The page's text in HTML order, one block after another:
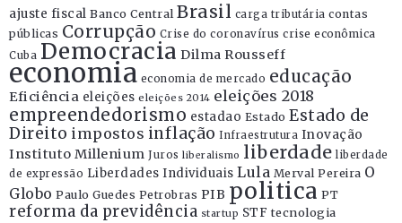
ajuste fiscal Banco Central Brasil carga tributária contas
públicas Corrupção Crise do coronavírus crise econômica
Cuba Democracia Dilma Rousseff
economia economia de mercado educação
Eficiência eleições eleições 2014 eleições 2018
empreendedorismo estadao Estado Estado de
Direito impostos inflação Infraestrutura Inovação
Instituto Millenium Juros liberalismo liberdade liberdade
de expressão Liberdades Individuais Lula Merval Pereira O
Globo Paulo Guedes Petrobras PIB politica PT
reforma da previdência startup STF tecnologia